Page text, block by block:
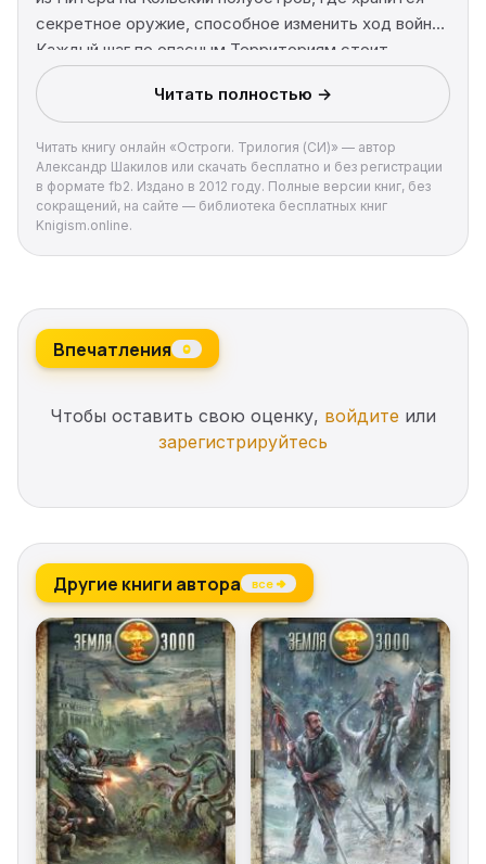
секретное оружие, способное изменить ход войны.
Каждый шаг по опасным Территориям стоит
пролитой крови и загубленных жизней, ведь на пути
варягов встает могущественное Братство
зомби.Сумеют ли Дан и его друзья дойти до конца?
Верно ли, что они единственная наша надежда?..
Читать полностью →
Читать книгу онлайн «Остроги. Трилогия (СИ)» — автор
Александр Шакилов или скачать бесплатно и без регистрации
в формате fb2. Издано в 2012 году. Полные версии книг, без
сокращений, на сайте — библиотека бесплатных книг
Knigism.online.
Впечатления 0
Чтобы оставить свою оценку, войдите или
зарегистрируйтесь
Другие книги автора все →